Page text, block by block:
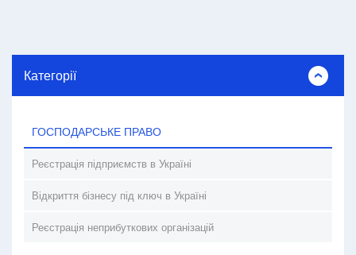
Категорії
ГОСПОДАРСЬКЕ ПРАВО
Реєстрація підприємств в Україні
Відкриття бізнесу під ключ в Україні
Реєстрація неприбуткових організацій